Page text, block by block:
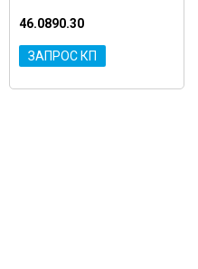
46.0890.30
ЗАПРОС КП